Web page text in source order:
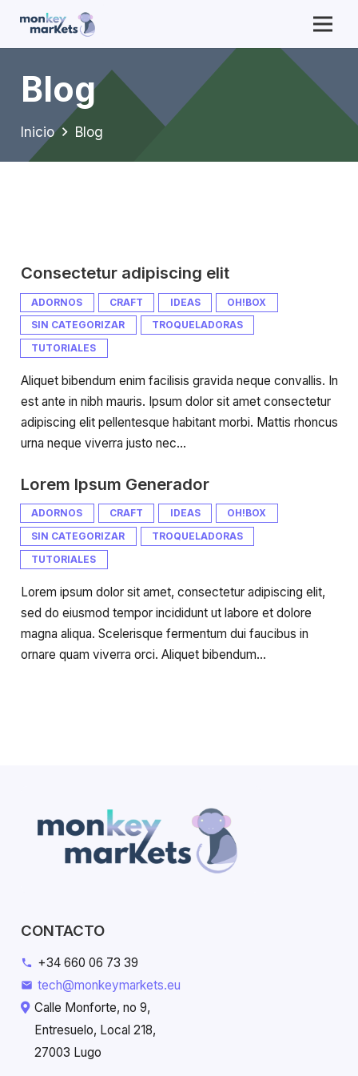
Blog
Inicio Blog
Consectetur adipiscing elit
ADORNOS CRAFT IDEAS
OH!BOX
SIN CATEGORIZAR
TROQUELADORAS
TUTORIALES
Aliquet bibendum enim facilisis gravida neque convallis. In
est ante in nibh mauris. Ipsum dolor sit amet consectetur
adipiscing elit pellentesque habitant morbi. Mattis rhoncus
urna neque viverra justo nec…
Lorem Ipsum Generador
ADORNOS CRAFT IDEAS
OH!BOX
SIN CATEGORIZAR
TROQUELADORAS
TUTORIALES
Lorem ipsum dolor sit amet, consectetur adipiscing elit,
sed do eiusmod tempor incididunt ut labore et dolore
magna aliqua. Scelerisque fermentum dui faucibus in
ornare quam viverra orci. Aliquet bibendum…
CONTACTO
phone +34 660 06 73 39
mail tech@monkeymarkets.eu
Calle Monforte, no 9,
Entresuelo, Local 218,
27003 Lugo